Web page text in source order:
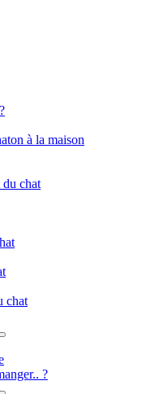
à la maison
du chat
chat
?